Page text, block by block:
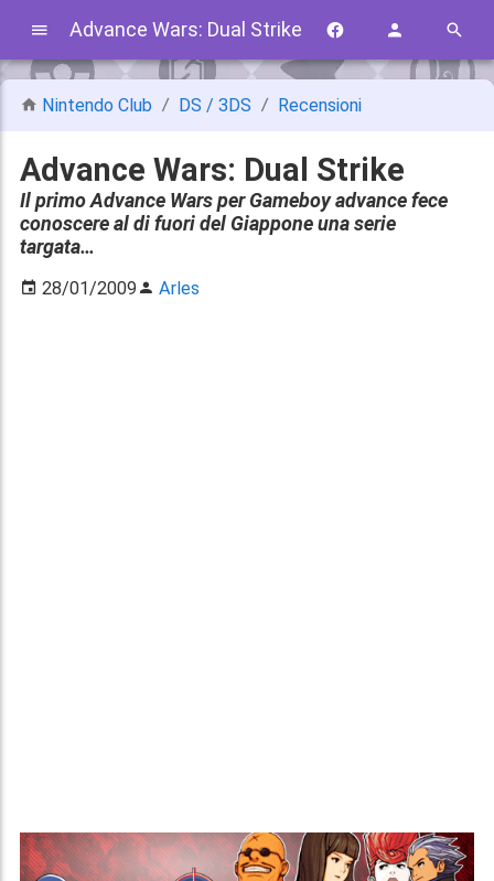
Advance Wars: Dual Strike
Nintendo Club DS / 3DS Recensioni
Advance Wars: Dual Strike
Il primo Advance Wars per Gameboy advance fece
conoscere al di fuori del Giappone una serie
targata…
28/01/2009 Arles